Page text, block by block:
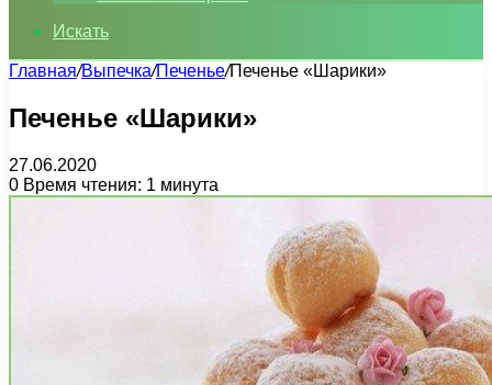
Искать
Главная/Выпечка/Печенье/Печенье «Шарики»
Печенье «Шарики»
27.06.2020
0 Время чтения: 1 минута